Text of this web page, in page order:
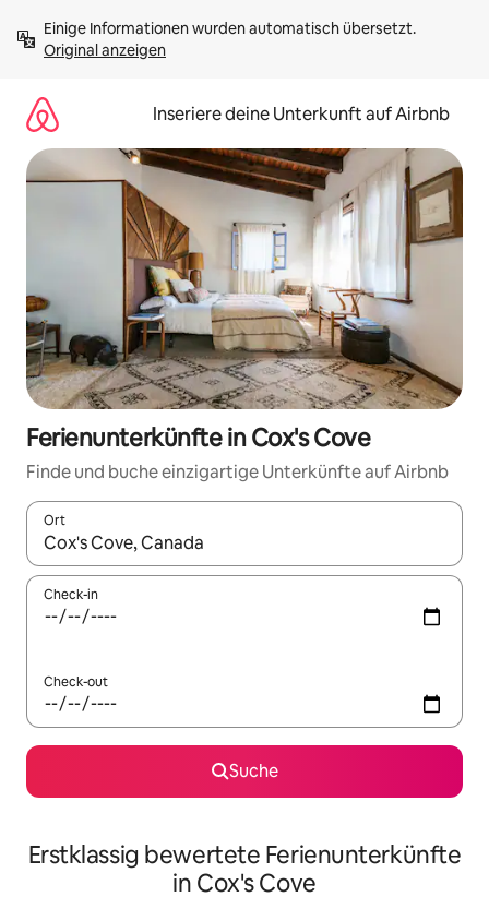
Inhalten
springenOriginal anzeigen
Inseriere deine Unterkunft auf Airbnb
Ferienunterkünfte in Cox's Cove
Finde und buche einzigartige Unterkünfte auf Airbnb
Ort
Wenn Ergebnisse verfügbar sind, navigiere mit den
Check-in
Check-out
Suche
Erstklassig bewertete Ferienunterkünfte
in Cox's Cove